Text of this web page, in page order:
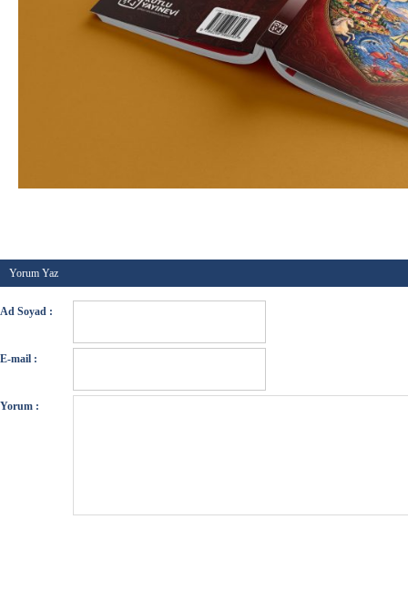
Yorum Yaz
Ad Soyad :
E-mail :
Yorum :